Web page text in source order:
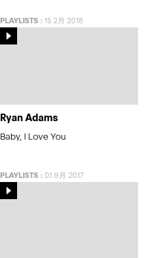
PLAYLISTS:15 2月 2018
Ryan Adams
Baby, I Love You
PLAYLISTS:01 9月 2017